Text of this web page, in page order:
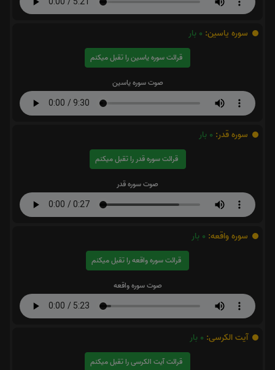
سوره یاسین: 0 بار
قرائت سوره یاسین را تقبل میکنم
صوت سوره یاسین
سوره قدر: 0 بار
قرائت سوره قدر را تقبل میکنم
صوت سوره قدر
سوره واقعه: 0 بار
قرائت سوره واقعه را تقبل میکنم
صوت سوره واقعه
آیت الکرسی: 0 بار
قرائت آیت الکرسی را تقبل میکنم